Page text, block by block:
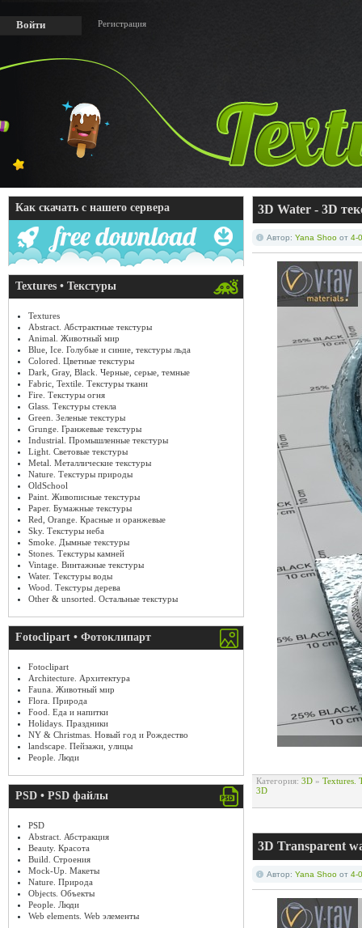
Войти Регистрация
Как скачать с нашего сервера
Textures • Текстуры
Textures
Abstract. Абстрактные текстуры
Animal. Животный мир
Blue, Ice. Голубые и синие, текстуры льда
Colored. Цветные текстуры
Dark, Gray, Black. Черные, серые, темные
Fabric, Textile. Текстуры ткани
Fire. Текстуры огня
Glass. Текстуры стекла
Green. Зеленые текстуры
Grunge. Гранжевые текстуры
Industrial. Промышленные текстуры
Light. Световые текстуры
Metal. Металлические текстуры
Nature. Текстуры природы
OldSchool
Paint. Живописные текстуры
Paper. Бумажные текстуры
Red, Orange. Красные и оранжевые
Sky. Текстуры неба
Smoke. Дымные текстуры
Stones. Текстуры камней
Vintage. Винтажные текстуры
Water. Текстуры воды
Wood. Текстуры дерева
Other & unsorted. Остальные текстуры
Fotoclipart • Фотоклипарт
Fotoclipart
Architecture. Архитектура
Fauna. Животный мир
Flora. Природа
Food. Еда и напитки
Holidays. Праздники
NY & Christmas. Новый год и Рождество
landscape. Пейзажи, улицы
People. Люди
PSD • PSD файлы
PSD
Abstract. Абстракция
Beauty. Красота
Build. Строения
Mock-Up. Макеты
Nature. Природа
Objects. Объекты
People. Люди
Web elements. Web элементы
3D Water - 3D
Автор: Yana Shoo от 4-
Категория: 3D » Textures.
3D
3D Transparent
Автор: Yana Shoo от 4-